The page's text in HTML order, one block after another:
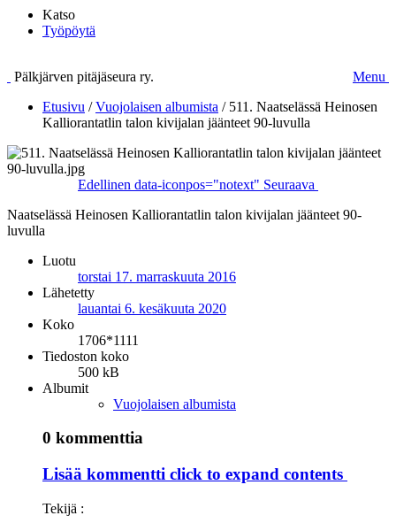
Katso
Työpöytä
Pälkjärven pitäjäseura ry.
Menu
Etusivu /Vuojolaisen albumista / 511. Naatselässä Heinosen
Kalliorantatlin talon kivijalan jäänteet 90-luvulla
Edellinen data-iconpos="notext" Seuraava
Naatselässä Heinosen Kalliorantatlin talon kivijalan jäänteet 90-
luvulla
Luotu
torstai 17. marraskuuta 2016
Lähetetty
lauantai 6. kesäkuuta 2020
Koko
1706*1111
Tiedoston koko
500 kB
Albumit
Vuojolaisen albumista
0 kommenttia
Lisää kommentti click to expand contents
Tekijä :